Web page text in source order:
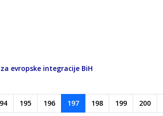
evropske integracije BiH
195 196 197 198 199 200